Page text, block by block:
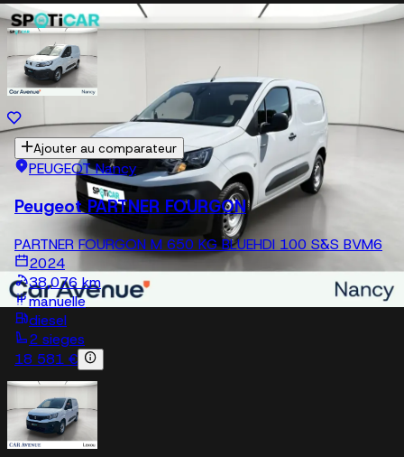
Ajouter au comparateur
PEUGEOT Nancy
Peugeot PARTNER FOURGON
PARTNER FOURGON M 650 KG BLUEHDI 100 S&S BVM6
2024
38,076 km
manuelle
diesel
2 sieges
18 581 €